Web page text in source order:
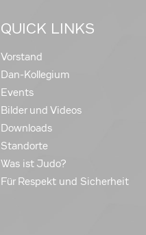
QUICK LINKS
Vorstand
Dan-Kollegium
Events
Bilder und Videos
Downloads
Standorte
Was ist Judo?
Für Respekt und Sicherheit